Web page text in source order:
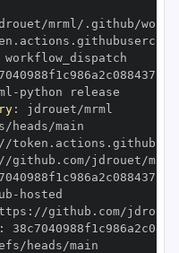
mrml/.github/
-
:
//github.com/jdrouet/
-
:
: